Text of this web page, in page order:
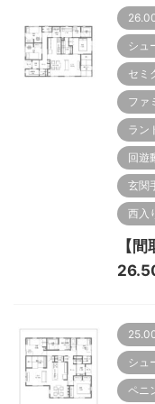
シュ
セミ
ファ
ラン
回遊
玄関
西入
【
シュ
ペニ